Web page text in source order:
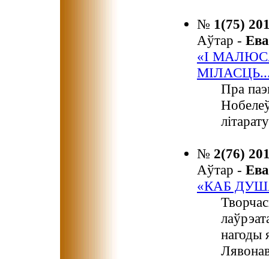
№ 1(75)
Аўтар -
«І
Пра
№ 2(76)
Аўтар -
«КАБ
нагоды